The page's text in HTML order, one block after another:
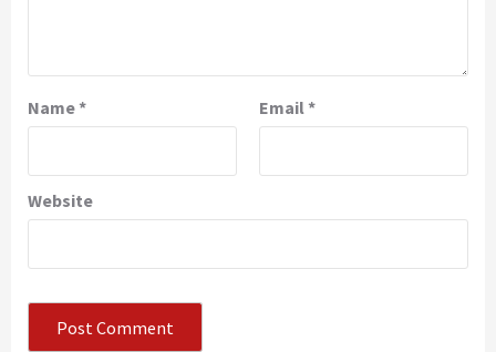
Name* Email*
Website